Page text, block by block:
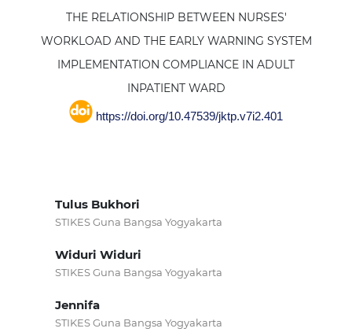
THE RELATIONSHIP BETWEEN NURSES'
WORKLOAD AND THE EARLY WARNING SYSTEM
IMPLEMENTATION COMPLIANCE IN ADULT
INPATIENT WARD
https://doi.org/10.47539/jktp.v7i2.401
Tulus Bukhori
STIKES Guna Bangsa Yogyakarta
Widuri Widuri
STIKES Guna Bangsa Yogyakarta
Jennifa
STIKES Guna Bangsa Yogyakarta